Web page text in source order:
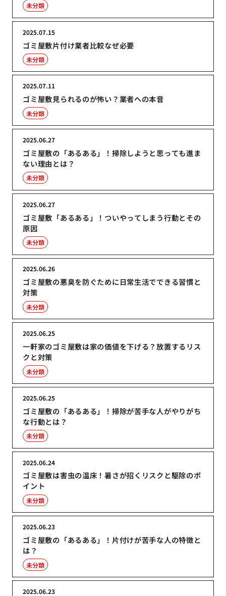
未分類
ゴミ屋敷片付け業者比較なぜ必要
2025.07.15
未分類
ゴミ屋敷見られるのが怖い？業者への本音
2025.07.11
未分類
ゴミ屋敷の「あるある」！掃除しようと思っても進ま
ない理由とは？
2025.06.27
未分類
ゴミ屋敷「あるある」！ついやってしまう行動とその
原因
2025.06.27
未分類
ゴミ屋敷の悪臭を防ぐために日常生活でできる習慣と
対策
2025.06.26
未分類
一軒家のゴミ屋敷は家の価値を下げる？放置するリス
クと対策
2025.06.25
未分類
ゴミ屋敷の「あるある」！掃除が苦手な人がやりがち
な行動とは？
2025.06.25
未分類
ゴミ屋敷は害虫の温床！暑さが招くリスクと駆除のポ
イント
2025.06.24
未分類
ゴミ屋敷の「あるある」！片付けが苦手な人の特徴と
は？
2025.06.23
未分類
2025.06.23